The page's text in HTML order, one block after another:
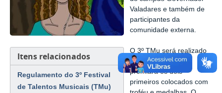
Itens relacionados
Regulamento do 3º Festival
de Talentos Musicais (TMu)
Valadares e também de
participantes da
comunidade externa.
O 3º TMu será realizado
no dia 08 de abril
premiará os dois
primeiros colocados com